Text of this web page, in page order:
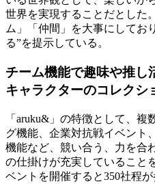
世界を実現することだとした
ム」「仲間」を大事にしてお
る”を提示している。
チーム機能で趣味や推し
キャラクターのコレクシ
「aruku&」の特徴として、
グ機能、企業対抗戦イベント
機能など、競い合う、力を合
の仕掛けが充実していること
ベントを開催すると350社程が